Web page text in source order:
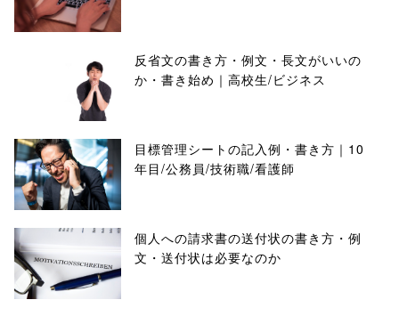
反省文の書き方・例文・長文がいいの
か・書き始め｜高校生/ビジネス
目標管理シートの記入例・書き方｜10
年目/公務員/技術職/看護師
個人への請求書の送付状の書き方・例
文・送付状は必要なのか